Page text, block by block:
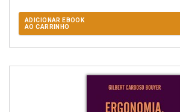
ADICIONAR EBOOK
AO CARRINHO